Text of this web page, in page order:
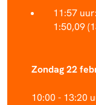
11:57
1:50,09
Zondag 22
10:00 - 13:20